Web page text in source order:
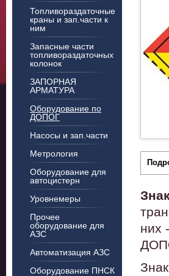
Топливораздаточные
краны и зап.части к
ним
Запасные части
топливораздаточных
колонок
ЗАПОРНАЯ
АРМАТУРА
Оборудование по
ДОПОГ
Насосы и зап.части
Метрология
Оборудование для
автоцистерн
Уровнемеры
Прочее
оборудование для
АЗС
Автоматизация АЗС
Оборудование ПНСК
них